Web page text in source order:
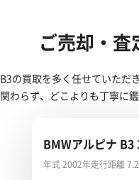
ご売却・
B3の買取を多く任せていただ
関わらず、どこよりも丁寧に
BMWアルピナ B3
年式 2002年走行距離